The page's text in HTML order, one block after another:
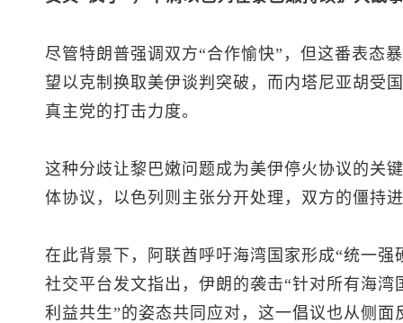
尽管特朗普强调双方“合作愉快”，但这番表
望以克制换取美伊谈判突破，而内塔尼亚胡受
真主党的打击力度。
这种分歧让黎巴嫩问题成为美伊停火协议的关
体协议，以色列则主张分开处理，双方的僵持
在此背景下，阿联酋呼吁海湾国家形成“统一强
社交平台发文指出，伊朗的袭击“针对所有海
利益共生”的姿态共同应对，这一倡议也从侧